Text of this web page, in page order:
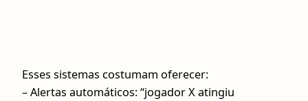
Esses sistemas costumam oferecer:
– Alertas automáticos: “jogador X atingiu